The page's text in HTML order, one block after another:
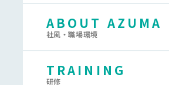
ABOUT AZUMA
社風・職場環境
TRAINING
研修